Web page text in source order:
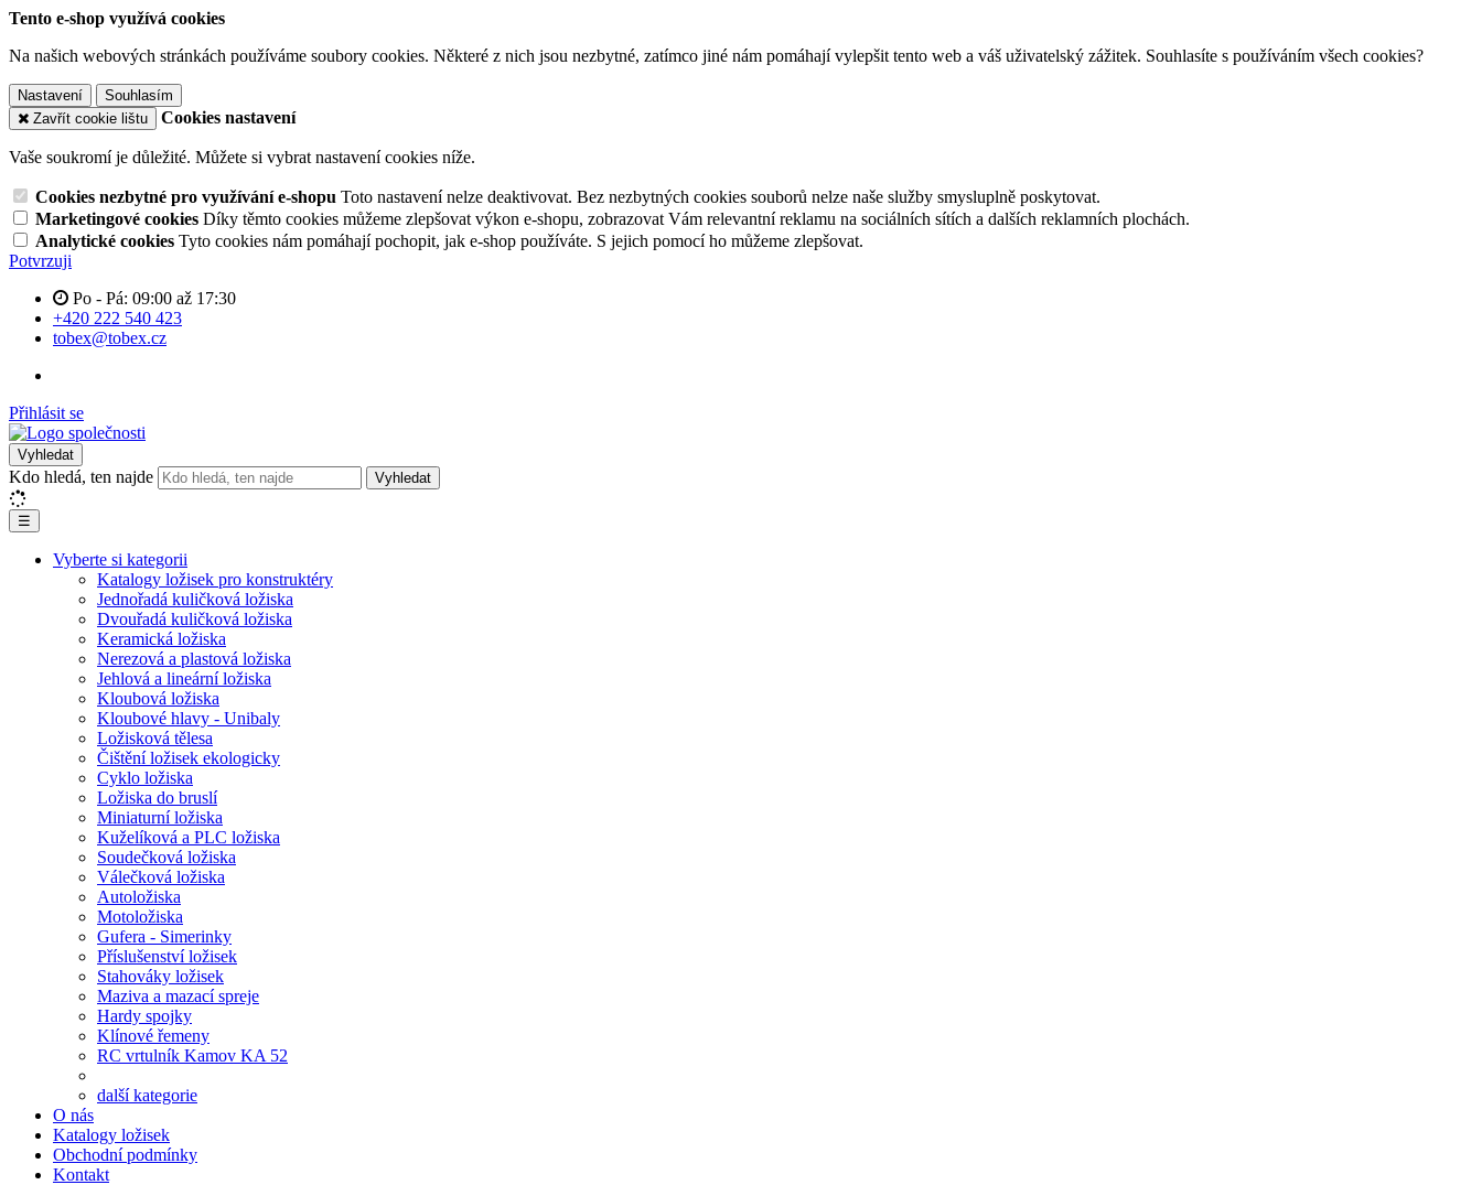
Tento e-shop využívá cookies
Na našich webových stránkách používáme soubory cookies. Některé z nich jsou nezbytné, zatímco jiné nám pomáhají vylepšit tento web a váš uživatelský zážitek. Souhlasíte s používáním všech cookies?
Nastavení
Souhlasím
Zavřít cookie lištu
Cookies nastavení
Vaše soukromí je důležité. Můžete si vybrat nastavení cookies níže.
Cookies nezbytné pro využívání e-shopu Toto nastavení nelze deaktivovat. Bez nezbytných cookies souborů nelze naše služby smysluplně poskytovat.
Marketingové cookies Díky těmto cookies můžeme zlepšovat výkon e-shopu, zobrazovat Vám relevantní reklamu na sociálních sítích a dalších reklamních plochách.
Analytické cookies Tyto cookies nám pomáhají pochopit, jak e-shop používáte. S jejich pomocí ho můžeme zlepšovat.
Potvrzuji
Po - Pá: 09:00 až 17:30
+420 222 540 423
tobex@tobex.cz
Přihlásit se
Vyhledat
Kdo hledá, ten najde Vyhledat
☰
Vyberte si kategorii
Katalogy ložisek pro konstruktéry
Jednořadá kuličková ložiska
Dvouřadá kuličková ložiska
Keramická ložiska
Nerezová a plastová ložiska
Jehlová a lineární ložiska
Kloubová ložiska
Kloubové hlavy - Unibaly
Ložisková tělesa
Čištění ložisek ekologicky
Cyklo ložiska
Ložiska do bruslí
Miniaturní ložiska
Kuželíková a PLC ložiska
Soudečková ložiska
Válečková ložiska
Autoložiska
Motoložiska
Gufera - Simerinky
Příslušenství ložisek
Stahováky ložisek
Maziva a mazací spreje
Hardy spojky
Klínové řemeny
RC vrtulník Kamov KA 52
další kategorie
O nás
Katalogy ložisek
Obchodní podmínky
Kontakt